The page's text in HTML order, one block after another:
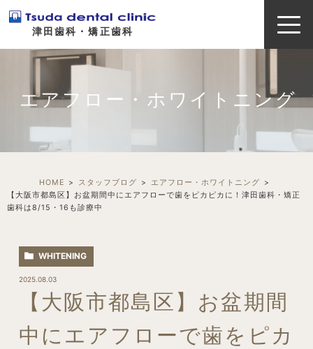
津田歯科・矯正歯科
エアフロー・ホワイトニング
HOME スタッフブログ
エアフロー・ホワイトニング
【大阪市都島区】お盆期間中にエアフローで歯をピカピカに！津田歯科・矯正
歯科は8/15・16も診療中
WHITENING
2025.08.03
【大阪市都島区】お盆期間
中にエアフローで歯をピカ